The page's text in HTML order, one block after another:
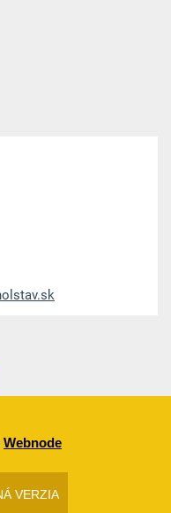
Webnode
VERZIA